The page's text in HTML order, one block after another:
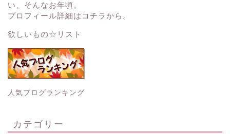
い、そんなお年頃。
プロフィール詳細はコチラから。
欲しいもの☆リスト
人気ブログランキング
カテゴリー